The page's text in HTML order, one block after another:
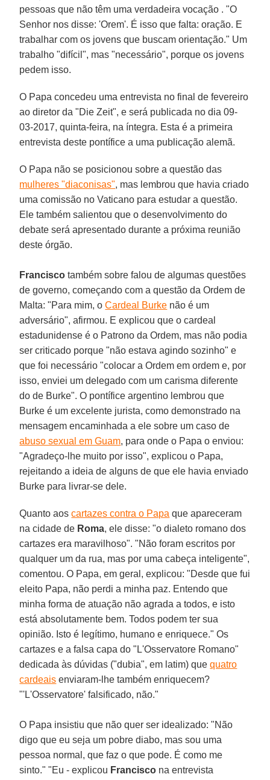
pessoas que não têm uma verdadeira vocação . "O
Senhor nos disse: 'Orem'. É isso que falta: oração. E
trabalhar com os jovens que buscam orientação." Um
trabalho "difícil", mas "necessário", porque os jovens
pedem isso.
O Papa concedeu uma entrevista no final de fevereiro
ao diretor da "Die Zeit", e será publicada no dia 09-
03-2017, quinta-feira, na íntegra. Esta é a primeira
entrevista deste pontífice a uma publicação alemã.
O Papa não se posicionou sobre a questão das
mulheres "diaconisas", mas lembrou que havia criado
uma comissão no Vaticano para estudar a questão.
Ele também salientou que o desenvolvimento do
debate será apresentado durante a próxima reunião
deste órgão.
Francisco também sobre falou de algumas questões
de governo, começando com a questão da Ordem de
Malta: "Para mim, oCardeal Burke não é um
adversário", afirmou. E explicou que o cardeal
estadunidense é o Patrono da Ordem, mas não podia
ser criticado porque "não estava agindo sozinho" e
que foi necessário "colocar a Ordem em ordem e, por
isso, enviei um delegado com um carisma diferente
do de Burke". O pontífice argentino lembrou que
Burke é um excelente jurista, como demonstrado na
mensagem encaminhada a ele sobre um caso de
abuso sexual em Guam, para onde o Papa o enviou:
"Agradeço-lhe muito por isso", explicou o Papa,
rejeitando a ideia de alguns de que ele havia enviado
Burke para livrar-se dele.
Quanto aoscartazes contra o Papa que apareceram
na cidade de Roma, ele disse: "o dialeto romano dos
cartazes era maravilhoso". "Não foram escritos por
qualquer um da rua, mas por uma cabeça inteligente",
comentou. O Papa, em geral, explicou: "Desde que fui
eleito Papa, não perdi a minha paz. Entendo que
minha forma de atuação não agrada a todos, e isto
está absolutamente bem. Todos podem ter sua
opinião. Isto é legítimo, humano e enriquece." Os
cartazes e a falsa capa do "L'Osservatore Romano"
dedicada às dúvidas ("dubia", em latim) quequatro
cardeais enviaram-lhe também enriquecem?
"'L'Osservatore' falsificado, não."
O Papa insistiu que não quer ser idealizado: "Não
digo que eu seja um pobre diabo, mas sou uma
pessoa normal, que faz o que pode. É como me
sinto." "Eu - explicou Francisco na entrevista